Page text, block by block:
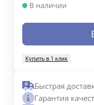
В наличии
Купить в 1 клик
Быстрая
Гарантия